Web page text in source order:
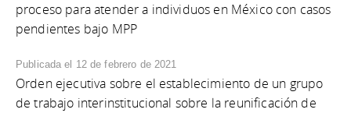
proceso para atender a individuos en México con casos
pendientes bajo MPP
Publicada el 12 de febrero de 2021
Orden ejecutiva sobre el establecimiento de un grupo
de trabajo interinstitucional sobre la reunificación de